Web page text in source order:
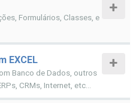
Formulários, Classes, e
EXCEL
Banco de Dados, outros
CRMs, Internet, etc...